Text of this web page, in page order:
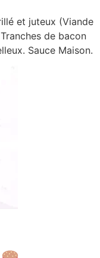
et juteux (Viande
de bacon
Sauce Maison.